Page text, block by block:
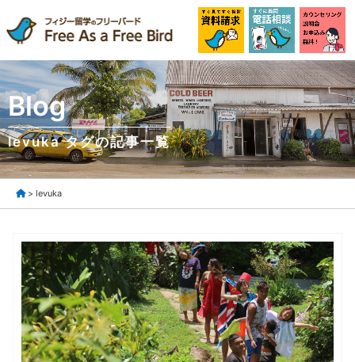
Blog
levuka タグの記事一覧
> levuka